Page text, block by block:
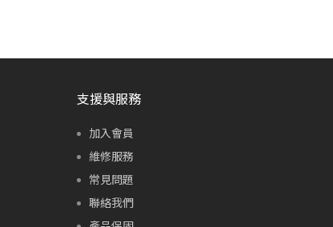
支援與服務
加入會員
維修服務
常見問題
聯絡我們